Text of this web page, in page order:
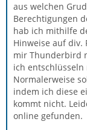
aus welchen
Berechtigungen
hab ich mithilfe
Hinweise auf div.
mir Thunderbird
ich entschlüsseln
Normalerweise
indem ich diese
kommt nicht.
online gefunden.